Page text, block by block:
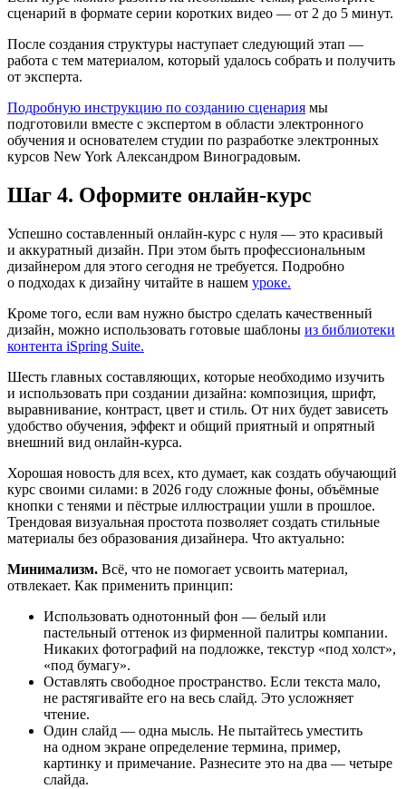
сценарий в формате серии коротких видео — от 2 до 5 минут.
После создания структуры наступает следующий этап —
работа с тем материалом, который удалось собрать и получить
от эксперта.
Подробную инструкцию по созданию сценария мы
подготовили вместе с экспертом в области электронного
обучения и основателем студии по разработке электронных
курсов New York Александром Виноградовым.
Шаг 4. Оформите онлайн-курс
Успешно составленный онлайн-курс с нуля — это красивый
и аккуратный дизайн. При этом быть профессиональным
дизайнером для этого сегодня не требуется. Подробно
о подходах к дизайну читайте в нашем уроке.
Кроме того, если вам нужно быстро сделать качественный
дизайн, можно использовать готовые шаблоны из библиотеки
контента iSpring Suite.
Шесть главных составляющих, которые необходимо изучить
и использовать при создании дизайна: композиция, шрифт,
выравнивание, контраст, цвет и стиль. От них будет зависеть
удобство обучения, эффект и общий приятный и опрятный
внешний вид онлайн-курса.
Хорошая новость для всех, кто думает, как создать обучающий
курс своими силами: в 2026 году сложные фоны, объёмные
кнопки с тенями и пёстрые иллюстрации ушли в прошлое.
Трендовая визуальная простота позволяет создать стильные
материалы без образования дизайнера. Что актуально:
Минимализм. Всё, что не помогает усвоить материал,
отвлекает. Как применить принцип:
Использовать однотонный фон — белый или
пастельный оттенок из фирменной палитры компании.
Никаких фотографий на подложке, текстур «под холст»,
«под бумагу».
Оставлять свободное пространство. Если текста мало,
не растягивайте его на весь слайд. Это усложняет
чтение.
Один слайд — одна мысль. Не пытайтесь уместить
на одном экране определение термина, пример,
картинку и примечание. Разнесите это на два — четыре
слайда.